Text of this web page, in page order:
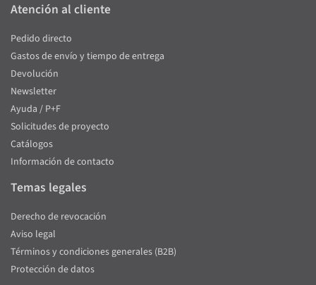
Atención al cliente
Pedido directo
Gastos de envío y tiempo de entrega
Devolución
Newsletter
Ayuda / P+F
Solicitudes de proyecto
Catálogos
Información de contacto
Temas legales
Derecho de revocación
Aviso legal
Términos y condiciones generales (B2B)
Protección de datos